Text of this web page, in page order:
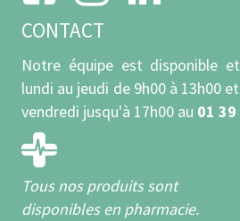
CONTACT
Notre équipe est disponible
lundi au jeudi de 9h00 à 13h00
vendredi jusqu'à 17h00 au 01
Tous nos produits sont
disponibles en pharmacie.